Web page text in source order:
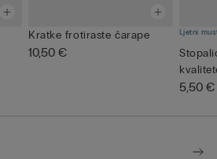
Kratke frotiraste čarape
10,50 €
Ljetni
5,50 €